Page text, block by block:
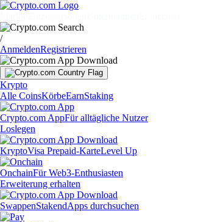
/
AnmeldenRegistrieren
Krypto
Alle CoinsKörbeEarnStaking
Crypto.com AppFür alltägliche Nutzer
Loslegen
KryptoVisa Prepaid-KarteLevel Up
OnchainFür Web3-Enthusiasten
Erweiterung erhalten
SwappenStakendApps durchsuchen